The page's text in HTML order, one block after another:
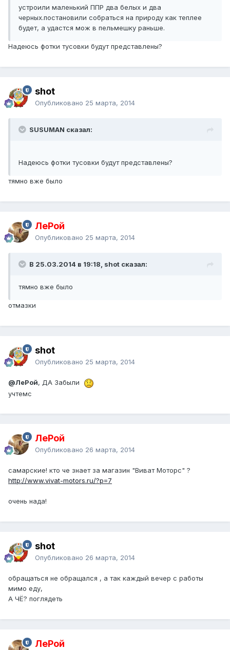
устроили маленький ППР два белых и два
черных.постановили собраться на природу как теплее
будет, а удастся мож в пельмешку раньше.
Надеюсь фотки тусовки будут представлены?
shot
Опубликовано 25 марта, 2014
SUSUMAN сказал:
Надеюсь фотки тусовки будут представлены?
тямно вже было
ЛеРой
Опубликовано 25 марта, 2014
В 25.03.2014 в 19:18, shot сказал:
тямно вже было
отмазки
shot
Опубликовано 25 марта, 2014
@ЛеРой, ДА Забыли
учтемс
ЛеРой
Опубликовано 26 марта, 2014
самарские! кто че знает за магазин "Виват Моторс" ?
http://www.vivat-motors.ru/?p=7
очень нада!
shot
Опубликовано 26 марта, 2014
обращаться не обращался , а так каждый вечер с работы
мимо еду,
А ЧЁ? поглядеть
ЛеРой